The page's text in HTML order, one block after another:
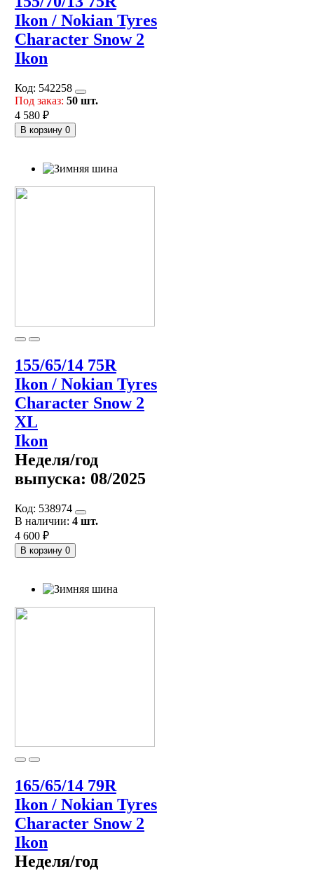
Ikon / Nokian Tyres
Character Snow 2
Ikon
Код: 542258
Под заказ: 50 шт.
4 580 ₽
В корзину 0
155/65/14 75R
Ikon / Nokian Tyres
Character Snow 2
XL
Ikon
Неделя/год
выпуска: 08/2025
Код: 538974
В наличии: 4 шт.
4 600 ₽
В корзину 0
165/65/14 79R
Ikon / Nokian Tyres
Character Snow 2
Ikon
Неделя/год